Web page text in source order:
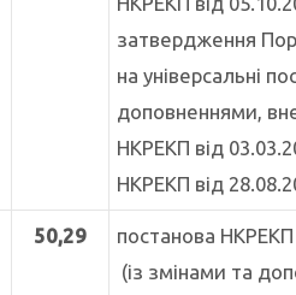
затвердження
на універсальні
доповненнями,
НКРЕКП від
НКРЕКП від
50,29
постанова
(із змінами та